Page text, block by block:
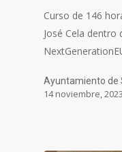
Curso de 146
José Cela dentro
Ayuntamiento de
14 noviembre, 2023